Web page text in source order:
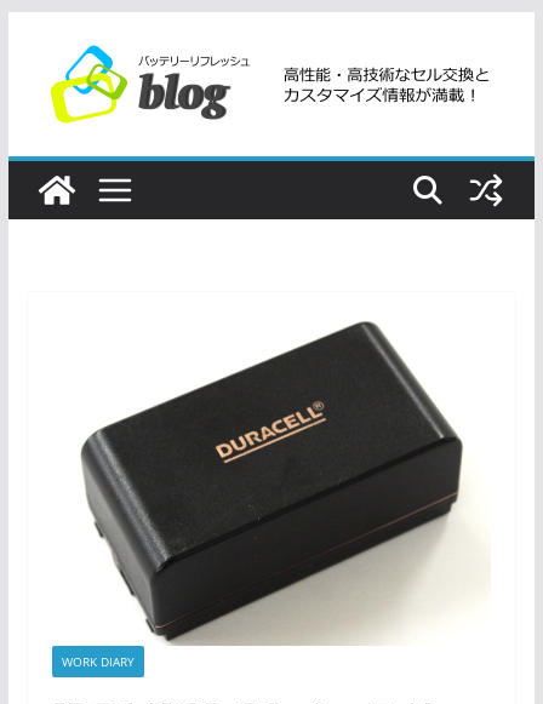
ツ
WORK DIARY